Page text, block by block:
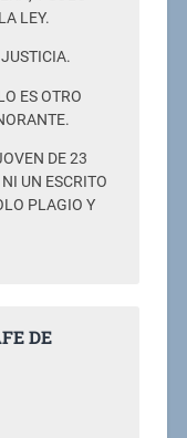
LEY.
ES OTRO
DE 23
UN ESCRITO
PLAGIO Y
DE